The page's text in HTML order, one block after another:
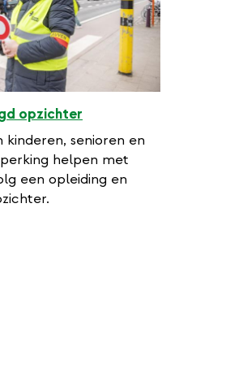
opzichter
senioren en
helpen met
een opleiding en